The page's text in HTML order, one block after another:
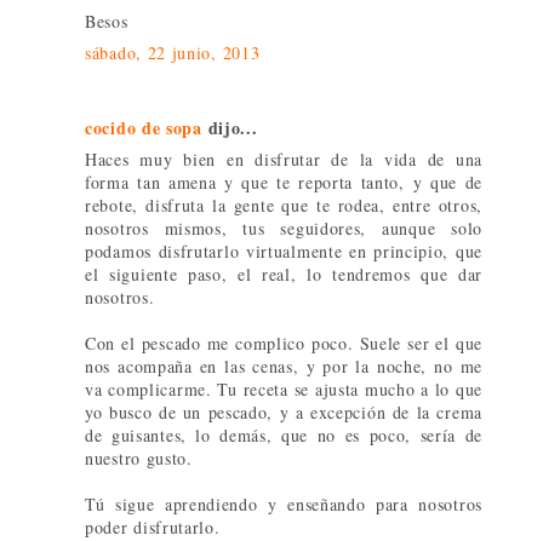
Besos
sábado, 22 junio, 2013
cocido de sopa dijo...
Haces muy bien en disfrutar de la vida de una
forma tan amena y que te reporta tanto, y que de
rebote, disfruta la gente que te rodea, entre otros,
nosotros mismos, tus seguidores, aunque solo
podamos disfrutarlo virtualmente en principio, que
el siguiente paso, el real, lo tendremos que dar
nosotros.
Con el pescado me complico poco. Suele ser el que
nos acompaña en las cenas, y por la noche, no me
va complicarme. Tu receta se ajusta mucho a lo que
yo busco de un pescado, y a excepción de la crema
de guisantes, lo demás, que no es poco, sería de
nuestro gusto.
Tú sigue aprendiendo y enseñando para nosotros
poder disfrutarlo.